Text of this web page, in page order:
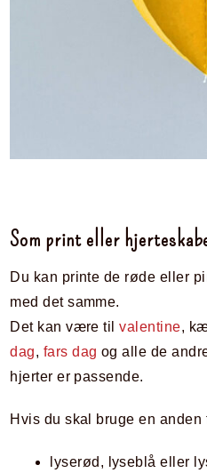
Som print eller
Du kan printe de røde eller
med det samme.
Det kan være tilvalentine,
dag, fars dag og alle de
hjerter er passende.
Hvis du skal bruge en anden
lyserød, lyseblå eller